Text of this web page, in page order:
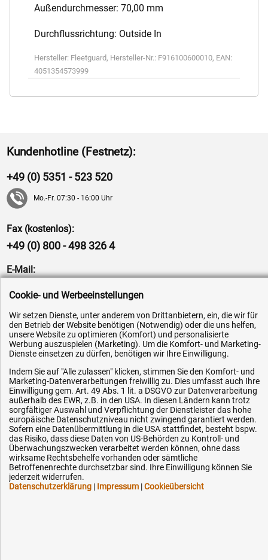
Außendurchmesser: 70,00 mm
Durchflussrichtung: Outside In
Hersteller: Fleetguard, Hersteller-Nr.: F916100600010, EAN:
4051354573999
Kundenhotline (Festnetz):
+49 (0) 5351 - 523 520
Mo.-Fr. 07:30 - 16:00 Uhr
Fax (kostenlos):
+49 (0) 800 - 498 326 4
E-Mail:
Hilfe & Service
Versandkosten
Zahlungsarten
Service
AGB / Widerrufsrecht
Datenschutz
Impressum
Karriere
Cookie- und Werbeeinstellungen
Wir setzen Dienste, unter anderem von Drittanbietern, ein, die wir für
den Betrieb der Website benötigen (Notwendig) oder die uns helfen,
unsere Website zu optimieren (Komfort) und personalisierte
Werbung auszuspielen (Marketing). Um die Komfort- und Marketing-
Dienste einsetzen zu dürfen, benötigen wir Ihre Einwilligung.
Indem Sie auf "Alle zulassen" klicken, stimmen Sie den Komfort- und
Marketing-Datenverarbeitungen freiwillig zu. Dies umfasst auch Ihre
Einwilligung gem. Art. 49 Abs. 1 lit. a DSGVO zur Datenverarbeitung
außerhalb des EWR, z.B. in den USA. In diesen Ländern kann trotz
sorgfältiger Auswahl und Verpflichtung der Dienstleister das hohe
europäische Datenschutzniveau nicht zwingend garantiert werden.
Sofern eine Datenübermittlung in die USA stattfindet, besteht bspw.
das Risiko, dass diese Daten von US-Behörden zu Kontroll- und
Überwachungszwecken verarbeitet werden können, ohne dass
wirksame Rechtsbehelfe vorhanden oder sämtliche
Betroffenenrechte durchsetzbar sind. Ihre Einwilligung können Sie
jederzeit widerrufen.
Datenschutzerklärung | Impressum |Cookieübersicht